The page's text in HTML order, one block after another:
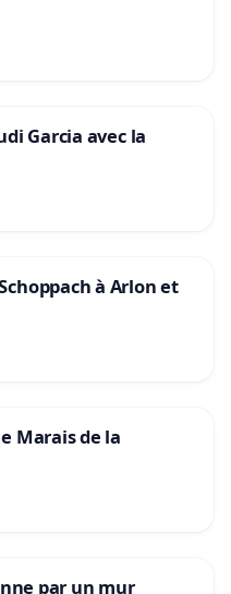
Garcia avec la
à Arlon et
Marais de la
par un mur